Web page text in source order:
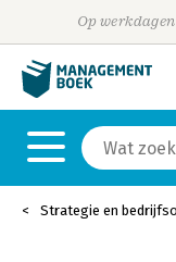
Op
Strategie en